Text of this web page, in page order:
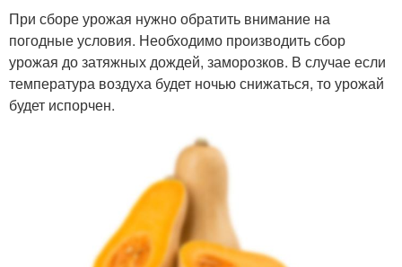
При сборе урожая нужно обратить внимание на
погодные условия. Необходимо производить сбор
урожая до затяжных дождей, заморозков. В случае если
температура воздуха будет ночью снижаться, то урожай
будет испорчен.